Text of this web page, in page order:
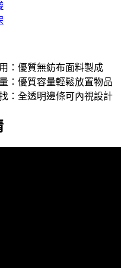
：優質無紡布面料製成
：優質容量輕鬆放置物品
：全透明邊條可內視設計